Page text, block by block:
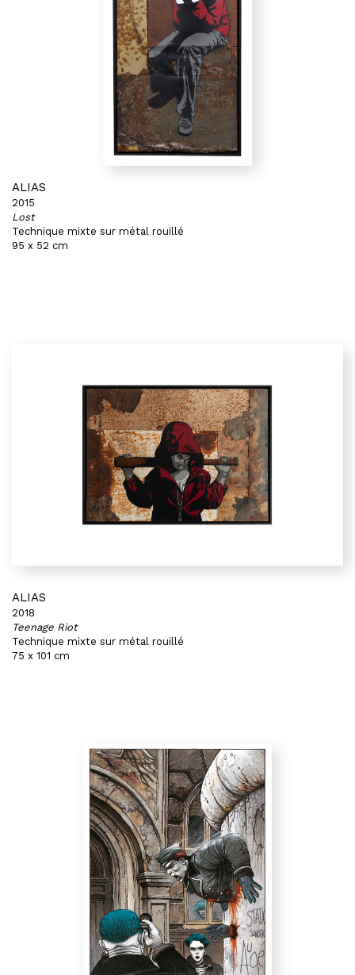
ALIAS
2015
Lost
Technique mixte sur métal rouillé
95 x 52 cm
ALIAS
2018
Teenage Riot
Technique mixte sur métal rouillé
75 x 101 cm